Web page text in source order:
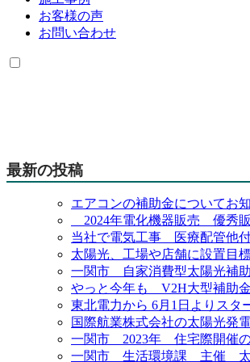
お客様の声
お問い合わせ
最新の投稿
エアコンの補助金についてお
2024年電化機器販売 優秀販
当社で電気工事 医療配管他
太陽光、工場や店舗に設置目
一関市 自家消費型太陽光補
やっと今年も V2H大型補助
東北電力から 6月1日よりスタ
国際航業株式会社の太陽光
一関市 2023年 住宅際開催
一関市 生活環境課 主催 太